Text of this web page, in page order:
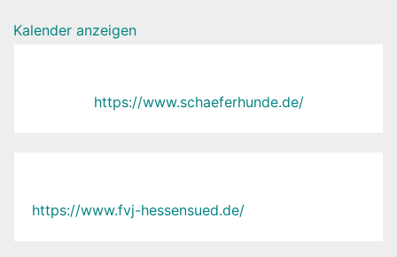
Kalender anzeigen
https://www.schaeferhunde.de/
https://www.fvj-hessensued.de/